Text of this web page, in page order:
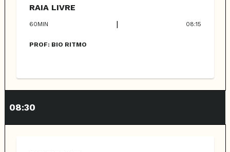
RAIA LIVRE
60MIN | 08:15
PROF: BIO RITMO
08:30